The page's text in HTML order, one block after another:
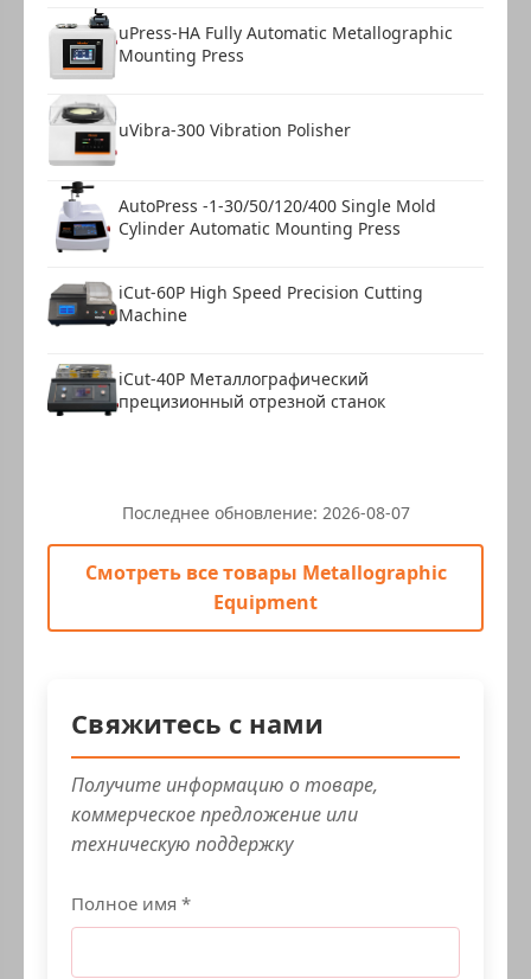
uPress-HA Fully Automatic Metallographic
Mounting Press
uVibra-300 Vibration Polisher
AutoPress -1-30/50/120/400 Single Mold
Cylinder Automatic Mounting Press
iCut-60P High Speed Precision Cutting
Machine
iCut-40P Металлографический
прецизионный отрезной станок
Последнее обновление: 2026-08-07
Смотреть все товары Metallographic
Equipment
Свяжитесь с нами
Получите информацию о товаре,
коммерческое предложение или
техническую поддержку
Полное имя *